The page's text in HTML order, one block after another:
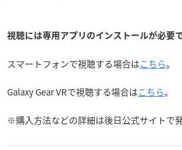
視聴には専用アプリのインストールが必要
スマートフォンで視聴する場合はこちら。
Galaxy Gear VRで視聴する場合はこちら。
※購入方法などの詳細は後日公式サイトで